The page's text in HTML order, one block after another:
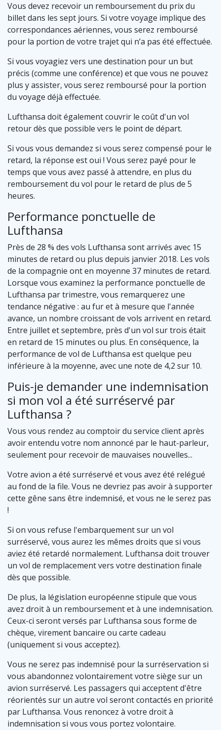
Vous devez recevoir un remboursement du prix du
billet dans les sept jours. Si votre voyage implique des
correspondances aériennes, vous serez remboursé
pour la portion de votre trajet qui n’a pas été effectuée.
Si vous voyagiez vers une destination pour un but
précis (comme une conférence) et que vous ne pouvez
plus y assister, vous serez remboursé pour la portion
du voyage déjà effectuée.
Lufthansa doit également couvrir le coût d'un vol
retour dès que possible vers le point de départ.
Si vous vous demandez si vous serez compensé pour le
retard, la réponse est oui ! Vous serez payé pour le
temps que vous avez passé à attendre, en plus du
remboursement du vol pour le retard de plus de 5
heures.
Performance ponctuelle de
Lufthansa
Près de 28 % des vols Lufthansa sont arrivés avec 15
minutes de retard ou plus depuis janvier 2018. Les vols
de la compagnie ont en moyenne 37 minutes de retard.
Lorsque vous examinez la performance ponctuelle de
Lufthansa par trimestre, vous remarquerez une
tendance négative : au fur et à mesure que l'année
avance, un nombre croissant de vols arrivent en retard.
Entre juillet et septembre, près d'un vol sur trois était
en retard de 15 minutes ou plus. En conséquence, la
performance de vol de Lufthansa est quelque peu
inférieure à la moyenne, avec une note de 4,2 sur 10.
Puis-je demander une indemnisation
si mon vol a été surréservé par
Lufthansa ?
Vous vous rendez au comptoir du service client après
avoir entendu votre nom annoncé par le haut-parleur,
seulement pour recevoir de mauvaises nouvelles...
Votre avion a été surréservé et vous avez été relégué
au fond de la file. Vous ne devriez pas avoir à supporter
cette gêne sans être indemnisé, et vous ne le serez pas
!
Si on vous refuse l'embarquement sur un vol
surréservé, vous aurez les mêmes droits que si vous
aviez été retardé normalement. Lufthansa doit trouver
un vol de remplacement vers votre destination finale
dès que possible.
De plus, la législation européenne stipule que vous
avez droit à un remboursement et à une indemnisation.
Ceux-ci seront versés par Lufthansa sous forme de
chèque, virement bancaire ou carte cadeau
(uniquement si vous acceptez).
Vous ne serez pas indemnisé pour la surréservation si
vous abandonnez volontairement votre siège sur un
avion surréservé. Les passagers qui acceptent d'être
réorientés sur un autre vol seront contactés en priorité
par Lufthansa. Vous renoncez à votre droit à
indemnisation si vous vous portez volontaire.